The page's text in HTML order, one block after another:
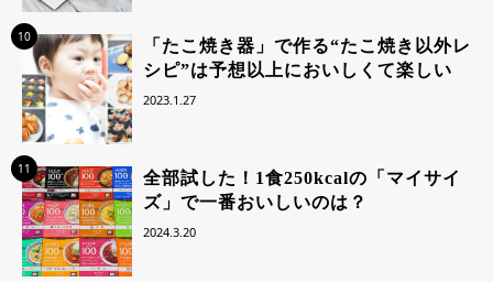
10
「たこ焼き器」で作る“たこ焼き以外レ
シピ”は予想以上においしくて楽しい
2023.1.27
11
全部試した！1食250kcalの「マイサイ
ズ」で一番おいしいのは？
2024.3.20